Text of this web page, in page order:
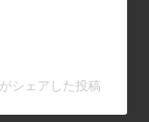
シェアした投稿